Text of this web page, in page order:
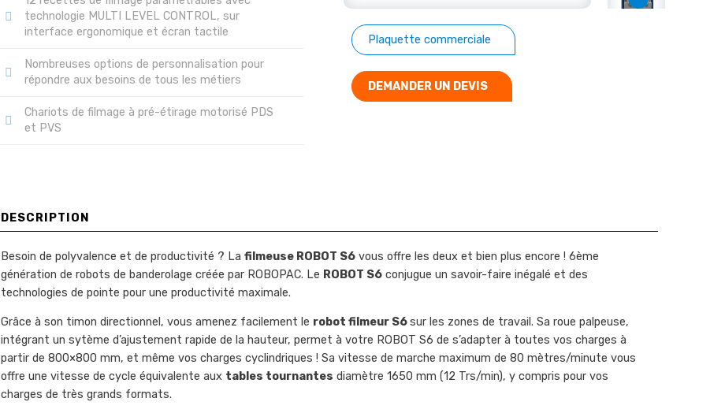
technologie MULTI LEVEL CONTROL, sur
interface ergonomique et écran tactile
Nombreuses options de personnalisation pour
répondre aux besoins de tous les métiers
Chariots de filmage à pré-étirage motorisé PDS
et PVS
Plaquette commerciale
DEMANDER UN DEVIS
DESCRIPTION
Besoin de polyvalence et de productivité ? La filmeuse ROBOT S6 vous offre les deux et bien plus encore ! 6ème
génération de robots de banderolage créée par ROBOPAC. Le ROBOT S6 conjugue un savoir-faire inégalé et des
technologies de pointe pour une productivité maximale.
Grâce à son timon directionnel, vous amenez facilement le robot filmeur S6sur les zones de travail. Sa roue palpeuse,
intégrant un sytème d’ajustement rapide de la hauteur, permet à votre ROBOT S6 de s’adapter à toutes vos charges à
partir de 800×800 mm, et même vos charges cyclindriques ! Sa vitesse de marche maximum de 80 mètres/minute vous
offre une vitesse de cycle équivalente aux tables tournantes diamètre 1650 mm (12 Trs/min), y compris pour vos
charges de très grands formats.